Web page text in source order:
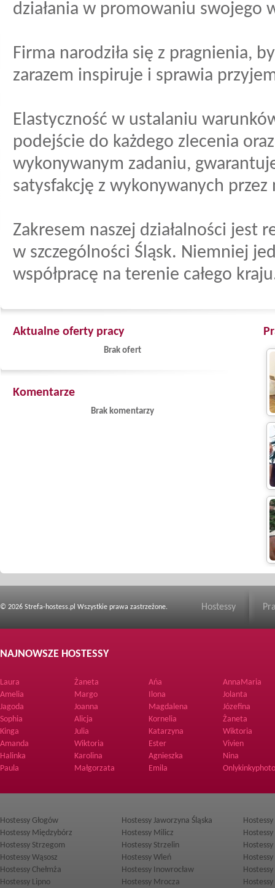
działania w promowaniu swojego
Firma narodziła się z pragnienia,
zarazem inspiruje i sprawia
Elastyczność w ustalaniu
podejście do każdego zlecenia
wykonywanym zadaniu,
satysfakcję z wykonywanych przez
Zakresem naszej działalności jest
w szczególności Śląsk. Niemniej
współpracę na terenie całego
Aktualne oferty pracy
Brak ofert
Komentarze
Brak komentarzy
© 2026 Strefa-hostess.pl Wszystkie prawa zastrzeżone. Hostessy
NAJNOWSZE HOSTESSY
Laura Żaneta Ańa
AnnaMaria
Amelia
Margo Ilona
Jolanta
Jagoda
Joanna Magdalena
Józefina
Sophia
Alicja Kornelia
Żaneta
Kinga
Julia Katarzyna
Wiktoria
Amanda
Wiktoria Ester
Vivien
Halinka
Karolina Agnieszka
Nina
Paula
Małgorzata Emila
Hostessy Głogów Hostessy Jaworzyna Śląska
Hostessy Międzybórz
Hostessy Milicz
Hostessy Strzegom
Hostessy Strzelin
Hostessy Wąsosz
Hostessy Wleń
Hostessy Chełmża
Hostessy Inowrocław
Hostessy Lipno
Hostessy Mrocza